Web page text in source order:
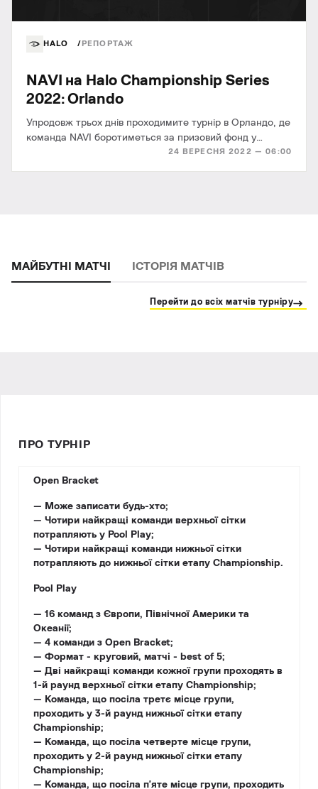
HALO РЕПОРТАЖ
24 ВЕРЕСНЯ 2022 — 06:00
NAVI на Halo Championship Series
2022: Orlando
Упродовж трьох днів проходимите турнір в Орландо, де
команда NAVI боротиметься за призовий фонд у
МАЙБУТНІ МАТЧІ ІСТОРІЯ МАТЧІВ
Перейти до всіх матчів турніру
ПРО ТУРНІР
Open Bracket
— Може записати будь-хто;
— Чотири найкращі команди верхньої сітки
потрапляють у Pool Play;
— Чотири найкращі команди нижньої сітки
потрапляють до нижньої сітки етапу Championship.
Pool Play
— 16 команд з Європи, Північної Америки та
Океанії;
— 4 команди з Open Bracket;
— Формат - круговий, матчі - best of 5;
— Дві найкращі команди кожної групи проходять в
1-й раунд верхньої сітки етапу Championship;
— Команда, що посіла третє місце групи,
проходить у 3-й раунд нижньої сітки етапу
Championship;
— Команда, що посіла четверте місце групи,
проходить у 2-й раунд нижньої сітки етапу
Championship;
— Команда, що посіла п'яте місце групи, проходить